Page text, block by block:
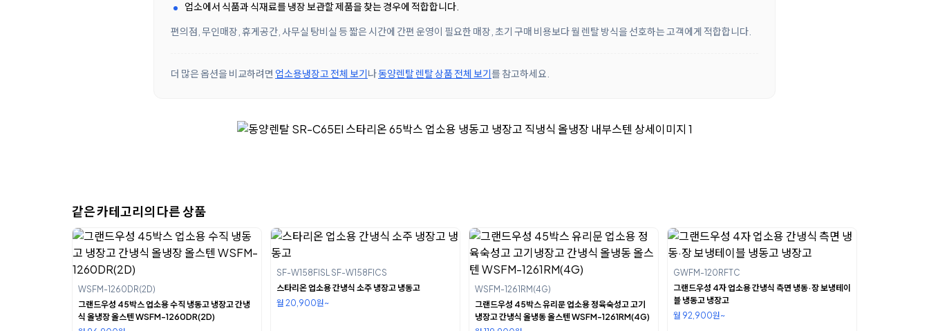
업소에서 식품과 식재료를 냉장 보관할 제품을 찾는 경우에 적합합니다.
편의점, 무인매장, 휴게공간, 사무실 탕비실 등 짧은 시간에 간편 운영이 필요한 매장, 초기 구매 비용보다 월 렌탈 방식을 선호하는 고객에게 적합합니다.
더 많은 옵션을 비교하려면 업소용냉장고 전체 보기나동양렌탈 렌탈 상품 전체 보기를 참고하세요.
같은 카테고리의 다른 상품
WSFM-1260DR(2D)
그랜드우성 45박스 업소용 수직 냉동고 냉장고 간냉
식 올냉장 올스텐 WSFM-1260DR(2D)
SF-W158FISL SF-W158FICS
스타리온 업소용 간냉식 소주 냉장고 냉동고
월 20,900원~
WSFM-1261RM(4G)
그랜드우성 45박스 유리문 업소용 정육숙성고 고기
냉장고 간냉식 올냉동 올스텐 WSFM-1261RM(4G)
GWFM-120RFTC
그랜드우성 4자 업소용 간냉식 측면 냉동·장 보냉테이
블 냉동고 냉장고
월 92,900원~